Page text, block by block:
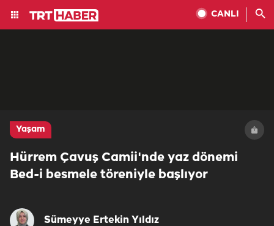
CANLI
Yaşam
Hürrem Çavuş Camii'nde yaz dönemi
Bed-i besmele töreniyle başlıyor
Sümeyye Ertekin Yıldız